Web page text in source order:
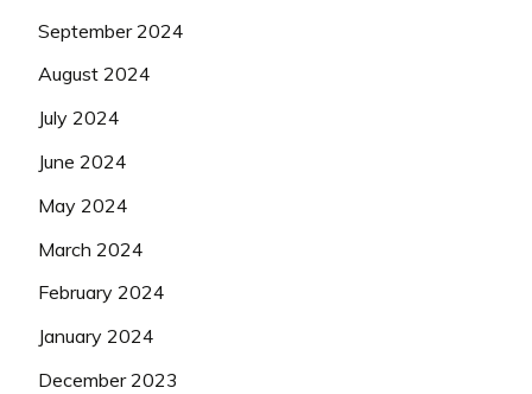
September 2024
August 2024
July 2024
June 2024
May 2024
March 2024
February 2024
January 2024
December 2023